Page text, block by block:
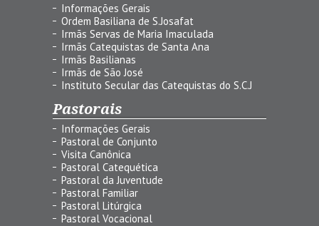
Informações Gerais
Ordem Basiliana de S.Josafat
Irmãs Servas de Maria Imaculada
Irmãs Catequistas de Santa Ana
Irmãs Basilianas
Irmãs de São José
Instituto Secular das Catequistas do S.C.J
Pastorais
Informações Gerais
Pastoral de Conjunto
Visita Canônica
Pastoral Catequética
Pastoral da Juventude
Pastoral Familiar
Pastoral Litúrgica
Pastoral Vocacional